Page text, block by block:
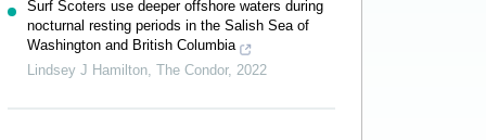
Surf Scoters use deeper offshore waters during
nocturnal resting periods in the Salish Sea of
Washington and British Columbia
Lindsey J Hamilton, The Condor, 2022